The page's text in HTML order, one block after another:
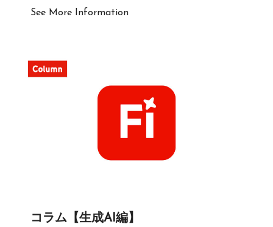
See More Information
コラム【生成AI編】